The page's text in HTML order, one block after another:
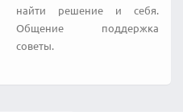
найти решение и себя.
Общение поддержка
советы.